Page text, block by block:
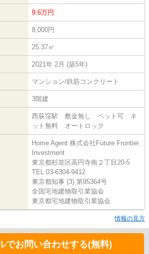
9.6万円
8,000円
25.37㎡
2021年 2月 (築5年)
マンション/鉄筋コンクリート
3階建
西荻窪駅 敷金無し ペット可 ネ
ット無料 オートロック
Home Agent 株式会社Future Frontier
Investment
東京都杉並区高円寺南２丁目20-5
TEL:03-6304-9412
東京都知事 (3) 第95364号
全国宅地建物取引業協会
東京都宅地建物取引業協会
情報の見方
でお問い合わせする(無料)